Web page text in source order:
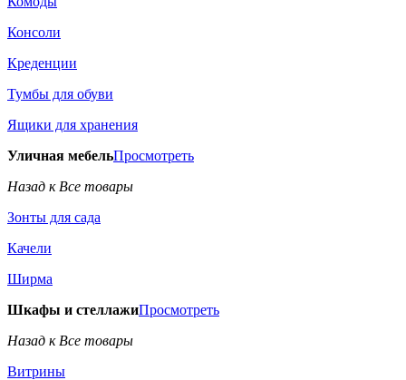
Консоли
Креденции
Тумбы для обуви
Ящики для хранения
Уличная мебельПросмотреть
Назад к Все товары
Зонты для сада
Качели
Ширма
Шкафы и стеллажиПросмотреть
Назад к Все товары
Витрины